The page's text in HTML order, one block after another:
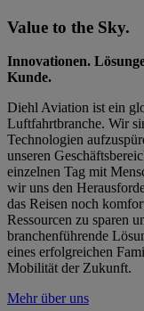
Value to the Sky.
Innovationen.
Kunde.
Diehl Aviation ist ein
Luftfahrtbranche. Wir
Technologien
unseren
einzelnen Tag mit
wir uns den
das Reisen noch
Ressourcen zu sparen
branchenführende
eines erfolgreichen
Mobilität der Zukunft.
Mehr über uns